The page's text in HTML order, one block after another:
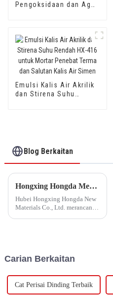
Pengoksidaan dan Agen
Emulsi Kalis Air Akrilik
dan Stirena Suhu
Blog Berkaitan
Hongxing Hongda Merancang Melabur 1.6 Bilion Yuan untuk Membina Loji Pengeluaran Emulsi Baharu dengan Kapasiti Output 510000 tan/tahun
Hubei Hongxing Hongda New
Materials Co., Ltd. merancang
air dan 60,000 tan butadie...
Carian Berkaitan
Cat Perisai Dinding Terbaik